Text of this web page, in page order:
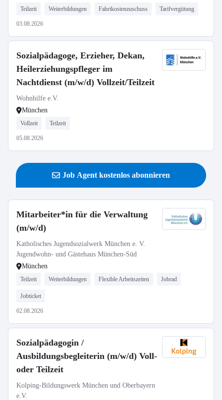
Teilzeit Weiterbildungen Fahrtkostenzuschuss Tarifvergütung
03.08.2026
Sozialpädagoge, Erzieher, Dekan,
Heilerziehungspfleger im
Nachtdienst (m/w/d) Vollzeit/Teilzeit
Wohnhilfe e.V.
München
Vollzeit Teilzeit
05.08.2026
Job Agent kostenlos abonnieren
Mitarbeiter*in für die Verwaltung
(m/w/d)
Katholisches Jugendsozialwerk München e. V.
Jugendwohn- und Gästehaus München-Süd
München
Teilzeit Weiterbildungen Flexible Arbeitszeiten Jobrad
Jobticket
02.08.2026
Sozialpädagogin /
Ausbildungsbegleiterin (m/w/d) Voll-
oder Teilzeit
Kolping-Bildungswerk München und Oberbayern
e.V.